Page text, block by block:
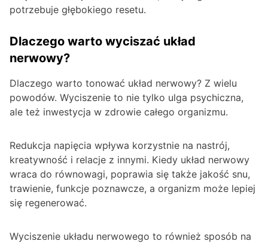
potrzebuje głębokiego resetu.
Dlaczego warto wyciszać układ
nerwowy?
Dlaczego warto tonować układ nerwowy? Z wielu
powodów. Wyciszenie to nie tylko ulga psychiczna,
ale też inwestycja w zdrowie całego organizmu.
Redukcja napięcia wpływa korzystnie na nastrój,
kreatywność i relacje z innymi. Kiedy układ nerwowy
wraca do równowagi, poprawia się także jakość snu,
trawienie, funkcje poznawcze, a organizm może lepiej
się regenerować.
Wyciszenie układu nerwowego to również sposób na